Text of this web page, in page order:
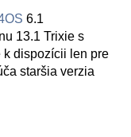
6.1
13.1 Trixie s
k dispozícii len pre
staršia verzia